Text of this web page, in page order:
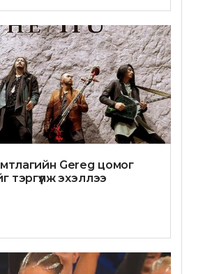
Gereg цомог
тэргүүлж эхэллээ